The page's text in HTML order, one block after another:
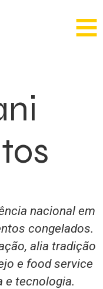
nacional em
congelados.
alia tradição
e food service
e tecnologia.